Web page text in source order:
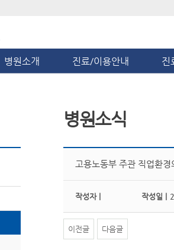
병원소개 진료/이용안내 진
병원소식
고용노동부 주관 직업환
작성자 | 작성일 |
이전글 다음글